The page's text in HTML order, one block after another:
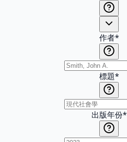
作者*
標題*
出版年份*